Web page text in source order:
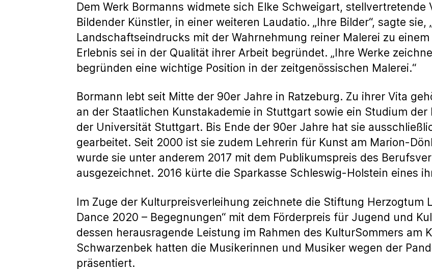
Dem Werk Bormanns widmete sich Elke Schweigart, stellvertretende
Bildender Künstler, in einer weiteren Laudatio. „Ihre Bilder“, sagte
Landschaftseindrucks mit der Wahrnehmung reiner Malerei zu einem
Erlebnis sei in der Qualität ihrer Arbeit begründet. „Ihre Werke
begründen eine wichtige Position in der zeitgenössischen Malerei.“
Bormann lebt seit Mitte der 90er Jahre in Ratzeburg. Zu ihrer Vita
an der Staatlichen Kunstakademie in Stuttgart sowie ein Studium
der Universität Stuttgart. Bis Ende der 90er Jahre hat sie
gearbeitet. Seit 2000 ist sie zudem Lehrerin für Kunst am Marion-
wurde sie unter anderem 2017 mit dem Publikumspreis des
ausgezeichnet. 2016 kürte die Sparkasse Schleswig-Holstein eines
Im Zuge der Kulturpreisverleihung zeichnete die Stiftung Herzogtum
Dance 2020 – Begegnungen“ mit dem Förderpreis für Jugend und
dessen herausragende Leistung im Rahmen des KulturSommers am
Schwarzenbek hatten die Musikerinnen und Musiker wegen der
präsentiert.